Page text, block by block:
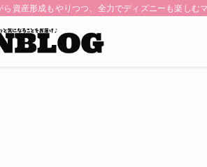
ら資産形成もやりつつ、全力でディズニーも楽しむ